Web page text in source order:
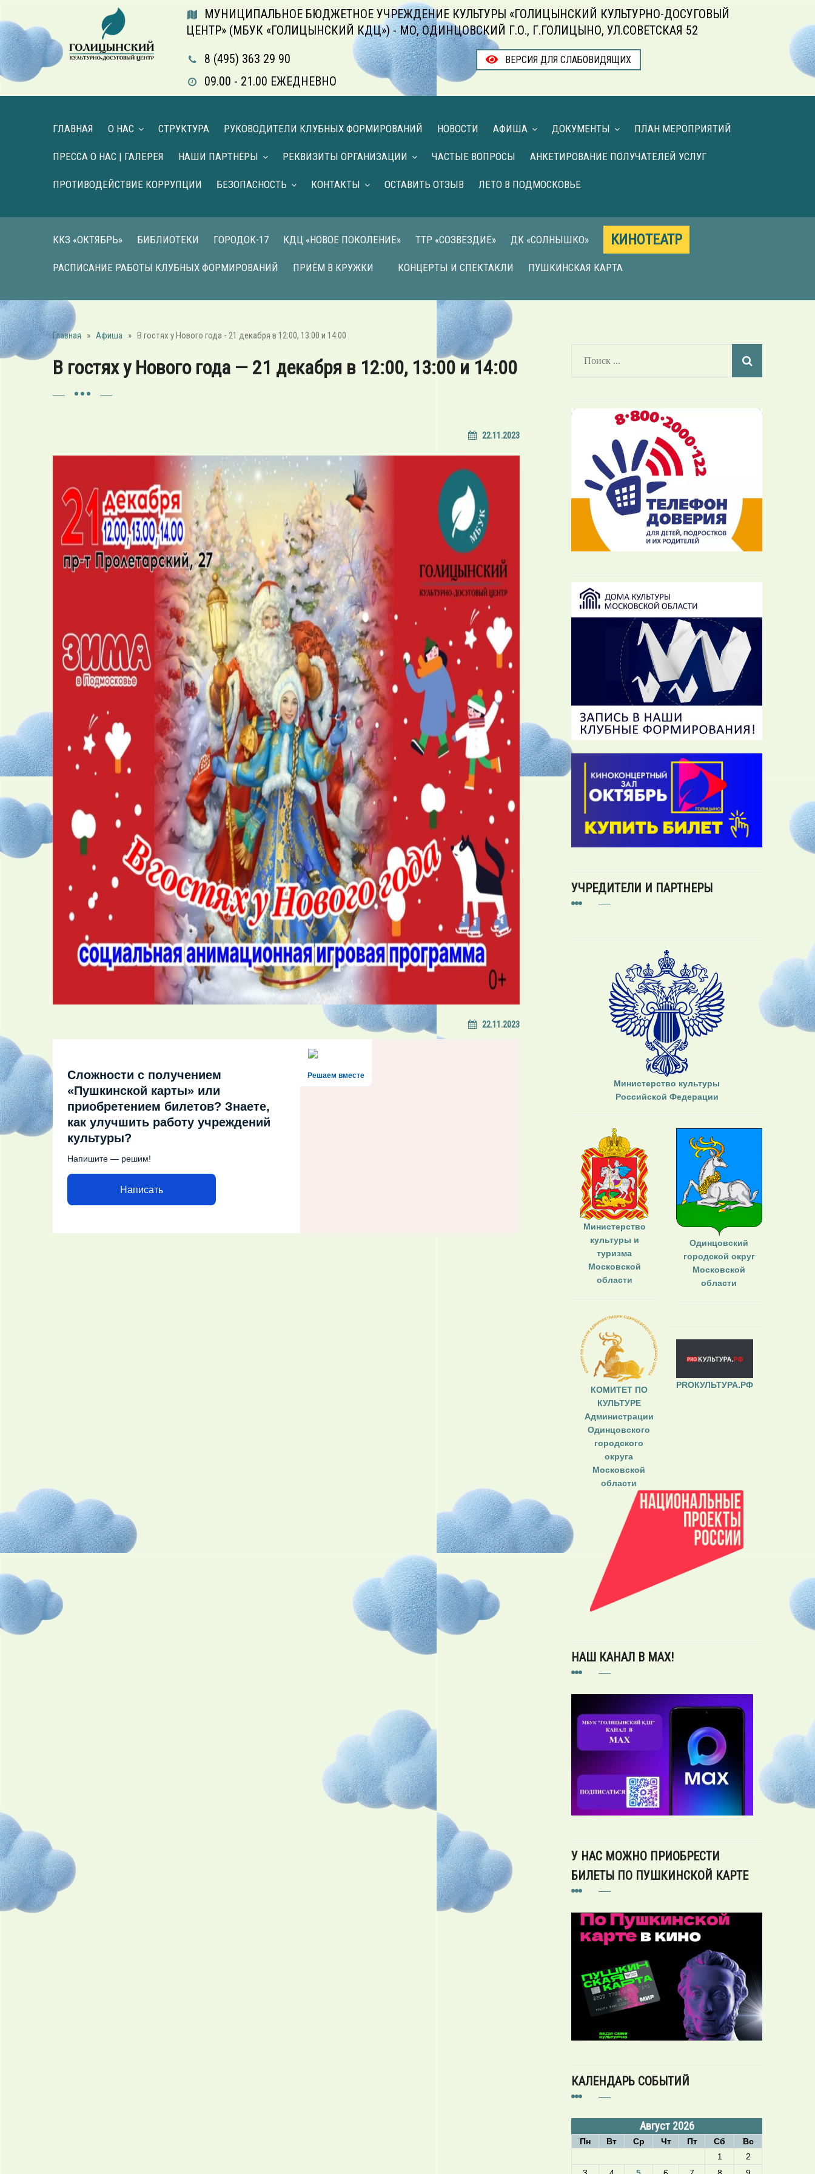
МУНИЦИПАЛЬНОЕ БЮДЖЕТНОЕ УЧРЕЖДЕНИЕ КУЛЬТУРЫ «ГОЛИЦЫНСКИЙ КУЛЬТУРНО-ДОСУГОВЫЙ
ЦЕНТР» (МБУК «ГОЛИЦЫНСКИЙ КДЦ») - МО, ОДИНЦОВСКИЙ Г.О., Г.ГОЛИЦЫНО, УЛ.СОВЕТСКАЯ 52
8 (495) 363 29 90
09.00 - 21.00 ЕЖЕДНЕВНО
ВЕРСИЯ ДЛЯ СЛАБОВИДЯЩИХ
ГЛАВНАЯ О НАС СТРУКТУРА РУКОВОДИТЕЛИ КЛУБНЫХ ФОРМИРОВАНИЙ НОВОСТИ АФИША ДОКУМЕНТЫ ПЛАН МЕРОПРИЯТИЙ
ПРЕССА О НАС | ГАЛЕРЕЯ НАШИ ПАРТНЁРЫ РЕКВИЗИТЫ ОРГАНИЗАЦИИ ЧАСТЫЕ ВОПРОСЫ АНКЕТИРОВАНИЕ ПОЛУЧАТЕЛЕЙ УСЛУГ
ПРОТИВОДЕЙСТВИЕ КОРРУПЦИИ БЕЗОПАСНОСТЬ КОНТАКТЫ ОСТАВИТЬ ОТЗЫВ ЛЕТО В ПОДМОСКОВЬЕ
ККЗ «ОКТЯБРЬ» БИБЛИОТЕКИ ГОРОДОК-17 КДЦ «НОВОЕ ПОКОЛЕНИЕ» ТТР «СОЗВЕЗДИЕ» ДК «СОЛНЫШКО» КИНОТЕАТР
РАСПИСАНИЕ РАБОТЫ КЛУБНЫХ ФОРМИРОВАНИЙ ПРИЁМ В КРУЖКИ КОНЦЕРТЫ И СПЕКТАКЛИ ПУШКИНСКАЯ КАРТА
Главная » Афиша » В гостях у Нового года - 21 декабря в 12:00, 13:00 и 14:00
В гостях у Нового года — 21 декабря в 12:00, 13:00 и 14:00
22.11.2023
22.11.2023
Решаем вместе
Сложности с получением
«Пушкинской карты» или
приобретением билетов? Знаете,
как улучшить работу учреждений
культуры?
Напишите — решим!
Написать
УЧРЕДИТЕЛИ И ПАРТНЕРЫ
Министерство культуры
Российской Федерации
Министерство
культуры и
туризма
Московской
области
Одинцовский
городской округ
Московской
области
КОМИТЕТ ПО
КУЛЬТУРЕ
Администрации
Одинцовского
городского
округа
Московской
области
PROКУЛЬТУРА.РФ
НАШ КАНАЛ В MAX!
У НАС МОЖНО ПРИОБРЕСТИ
БИЛЕТЫ ПО ПУШКИНСКОЙ КАРТЕ
КАЛЕНДАРЬ СОБЫТИЙ
Август 2026
Пн Вт Ср Чт Пт Сб
Вс
1
2